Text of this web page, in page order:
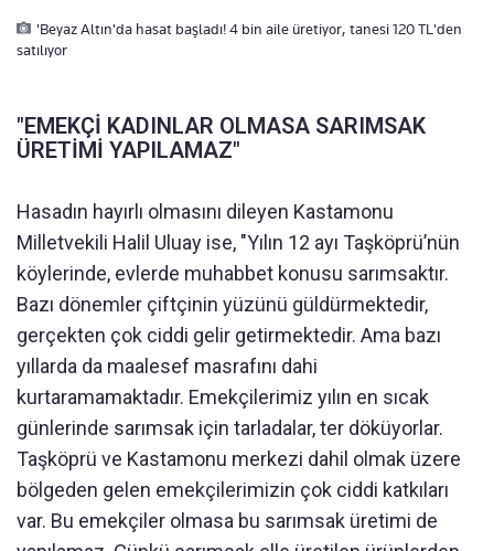
'Beyaz Altın'da hasat başladı! 4 bin aile üretiyor, tanesi 120 TL'den
satılıyor
"EMEKÇİ KADINLAR OLMASA SARIMSAK
ÜRETİMİ YAPILAMAZ"
Hasadın hayırlı olmasını dileyen Kastamonu
Milletvekili Halil Uluay ise, "Yılın 12 ayı Taşköprü’nün
köylerinde, evlerde muhabbet konusu sarımsaktır.
Bazı dönemler çiftçinin yüzünü güldürmektedir,
gerçekten çok ciddi gelir getirmektedir. Ama bazı
yıllarda da maalesef masrafını dahi
kurtaramamaktadır. Emekçilerimiz yılın en sıcak
günlerinde sarımsak için tarladalar, ter döküyorlar.
Taşköprü ve Kastamonu merkezi dahil olmak üzere
bölgeden gelen emekçilerimizin çok ciddi katkıları
var. Bu emekçiler olmasa bu sarımsak üretimi de